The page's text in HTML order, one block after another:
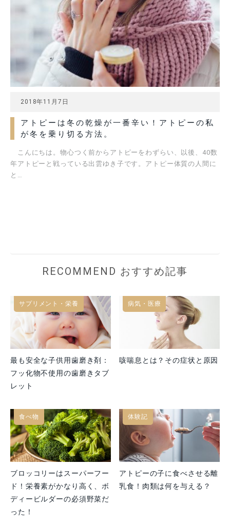
2018年11月7日
アトピーは冬の乾燥が一番辛い！アトピーの私
が冬を乗り切る方法。
こんにちは。物心つく前からアトピーをわずらい、以後、40数
年アトピーと戦っている出雲ゆき子です。アトピー体質の人間に
と…
RECOMMEND おすすめ記事
サプリメント・栄養
最も安全な子供用歯磨き剤：
フッ化物不使用の歯磨きタブ
レット
病気・医療
咳喘息とは？その症状と原因
食べ物
ブロッコリーはスーパーフー
ド！栄養素がかなり高く、ボ
ディービルダーの必須野菜だ
った！
体験記
アトピーの子に食べさせる離
乳食！肉類は何を与える？